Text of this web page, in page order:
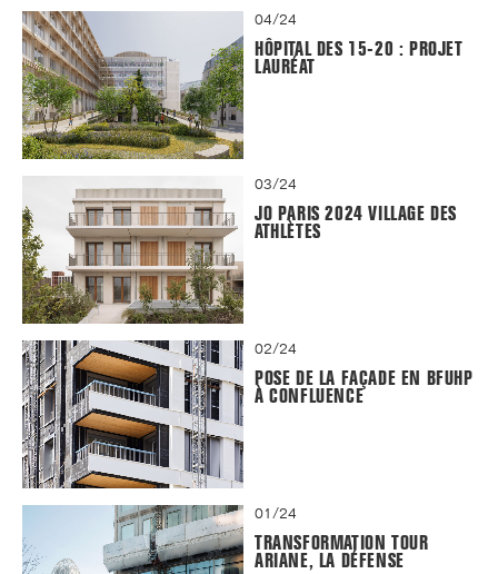
04/24
HÔPITAL DES 15-20 : PROJET
LAURÉAT
03/24
JO PARIS 2024 VILLAGE DES
ATHLÈTES
02/24
POSE DE LA FAÇADE EN BFUHP
À CONFLUENCE
01/24
TRANSFORMATION TOUR
ARIANE, LA DÉFENSE